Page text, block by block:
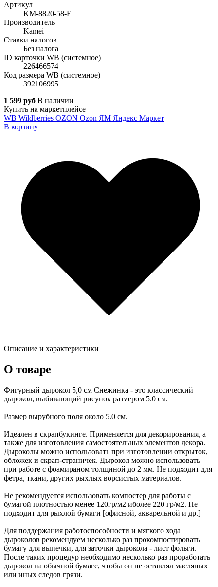
Артикул
KM-8820-58-E
Производитель
Kamei
Ставки налогов
Без налога
ID карточки WB (системное)
226466574
Код размера WB (системное)
392106995
1 599 руб В наличии
Купить на маркетплейсе
WB Wildberries OZON Ozon ЯМ Яндекс Маркет
В корзину
Описание и характеристики
О товаре
Фигурный дырокол 5,0 см Снежинка - это классический
дырокол, выбивающий рисунок размером 5.0 см.
Размер вырубного поля около 5.0 см.
Идеален в скрапбукинге. Применяется для декорирования, а
также для изготовления самостоятельных элементов декора.
Дыроколы можно использовать при изготовлении открыток,
обложек и скрап-страничек. Дырокол можно использовать
при работе с фоамираном толщиной до 2 мм. Не подходит для
фетра, ткани, других рыхлых ворсистых материалов.
Не рекомендуется использовать компостер для работы с
бумагой плотностью менее 120гр/м2 иболее 220 гр/м2. Не
подходит для рыхлой бумаги [офисной, акварельной и др.]
Для поддержания работоспособности и мягкого хода
дыроколов рекомендуем несколько раз прокомпостировать
бумагу для выпечки, для заточки дырокола - лист фольги.
После таких процедур необходимо несколько раз проработать
дырокол на обычной бумаге, чтобы он не оставлял масляных
или иных следов грязи.